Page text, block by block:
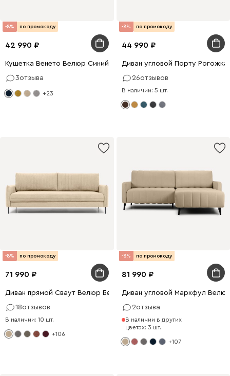
-8% по промокоду
42 990
Кушетка Венето Велюр Синий
3отзыва
+23
-8% по промокоду
44 990
Диван угловой Порту Рогожка
26отзывов
В наличии: 5 шт.
-8% по промокоду
71 990
Диван прямой Сваут Велюр Бежевый
18отзывов
В наличии: 10 шт.
+106
-8% по промокоду
81 990
Диван угловой Маркфул
2отзыва
В наличии в других
цветах: 3 шт.
+107